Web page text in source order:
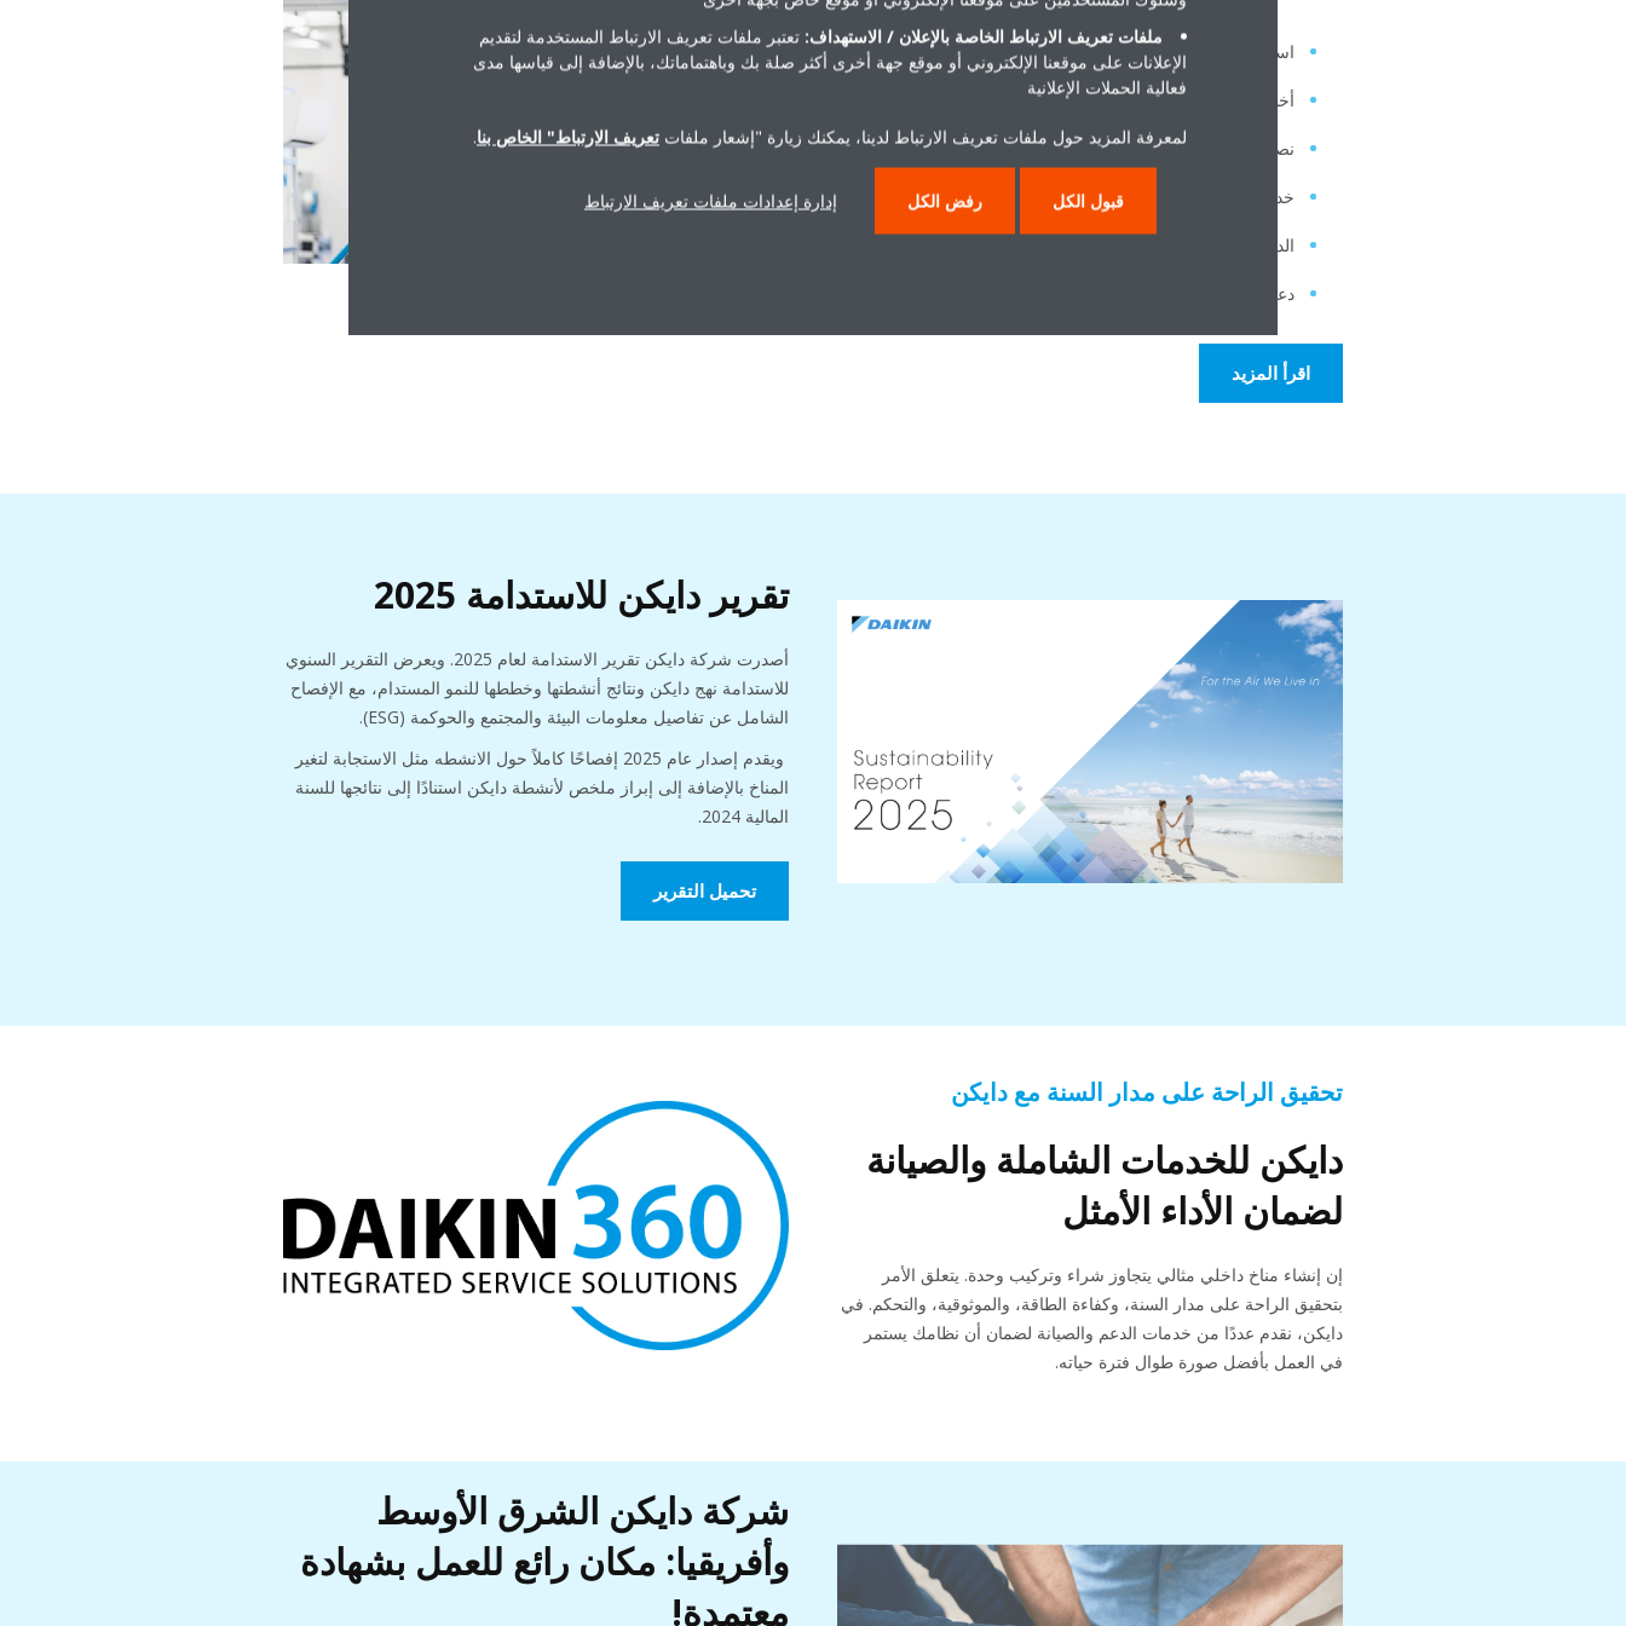
استكشاف أخطاء روبوت الدردشة وإصلاحها
أخطاء الترميزات
نصائح للصيانة
خدمات الوقاية والصيانة
الدعم التقني والتدريب
دعم الأجزاء والمواد الاستهلاكية
اقرأ المزيد
تقرير دايكن للاستدامة 2025
أصدرت شركة دايكن تقرير الاستدامة لعام 2025. ويعرض التقرير السنوي
للاستدامة نهج دايكن ونتائج أنشطتها وخططها للنمو المستدام، مع الإفصاح
الشامل عن تفاصيل معلومات البيئة والمجتمع والحوكمة (ESG).
ويقدم إصدار عام 2025 إفصاحًا كاملاً حول الانشطه مثل الاستجابة لتغير
المناخ بالإضافة إلى إبراز ملخص لأنشطة دايكن استنادًا إلى نتائجها للسنة
المالية 2024.
تحميل التقرير
تحقيق الراحة على مدار السنة مع دايكن
دايكن للخدمات الشاملة والصيانة
لضمان الأداء الأمثل
إن إنشاء مناخ داخلي مثالي يتجاوز شراء وتركيب وحدة. يتعلق الأمر
بتحقيق الراحة على مدار السنة، وكفاءة الطاقة، والموثوقية، والتحكم. في
دايكن، نقدم عددًا من خدمات الدعم والصيانة لضمان أن نظامك يستمر
في العمل بأفضل صورة طوال فترة حياته.
شركة دايكن الشرق الأوسط
وأفريقيا: مكان رائع للعمل بشهادة
معتمدة!
ملفات تعريف الارتباط الخاصة بالإعلان / الاستهداف: تعتبر ملفات تعريف الارتباط المستخدمة لتقديم
الإعلانات على موقعنا الإلكتروني أو موقع جهة أخرى أكثر صلة بك وباهتماماتك، بالإضافة إلى قياسها مدى
فعالية الحملات الإعلانية
لمعرفة المزيد حول ملفات تعريف الارتباط لدينا، يمكنك زيارة "إشعار ملفات تعريف الارتباط" الخاص بنا.
قبول الكل رفض الكل إدارة إعدادات ملفات تعريف الارتباط